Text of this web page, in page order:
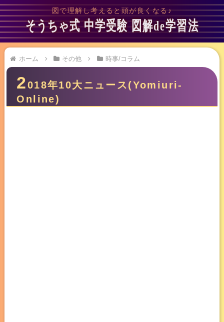
図で理解し考えると頭が良くなる♪
そうちゃ式 中学受験 図解de学習法
ホーム その他 時事/コラム
2018年10大ニュース(Yomiuri-
Online)